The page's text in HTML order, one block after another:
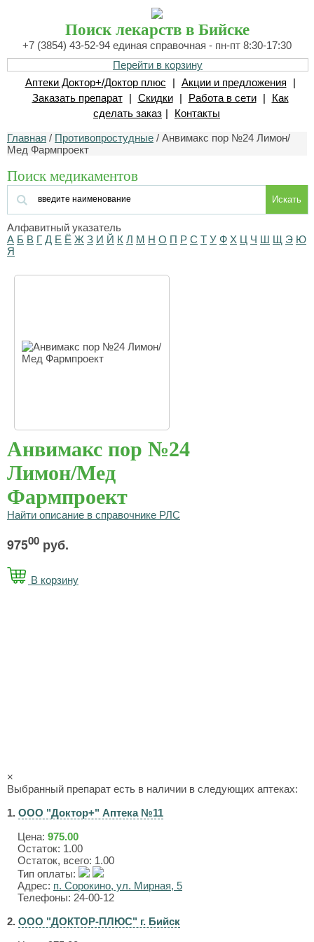
Поиск лекарств в Бийске
+7 (3854) 43-52-94 единая справочная - пн-пт 8:30-17:30
Перейти в корзину
Аптеки Доктор+/Доктор плюс
| Акции и предложения
|
Заказать препарат
| Скидки | Работа в сети |
Как
сделать заказ | Контакты
Главная / Противопростудные / Анвимакс пор №24 Лимон/
Мед Фармпроект
Поиск медикаментов
Искать
Алфавитный указатель
А Б В Г Д Е Ё Ж З И Й К Л М Н О П Р С Т У Ф Х Ц Ч Ш Щ Э Ю
Я
Анвимакс пор №24
Лимон/Мед
Фармпроект
Найти описание в справочнике РЛС
97500 руб.
В корзину
×
Выбранный препарат есть в наличии в следующих аптеках:
1. ООО "Доктор+" Аптека №11
Цена: 975.00
Остаток: 1.00
Остаток, всего: 1.00
Тип оплаты:
Адрес: п. Сорокино, ул. Мирная, 5
Телефоны: 24-00-12
2. ООО "ДОКТОР-ПЛЮС" г. Бийск